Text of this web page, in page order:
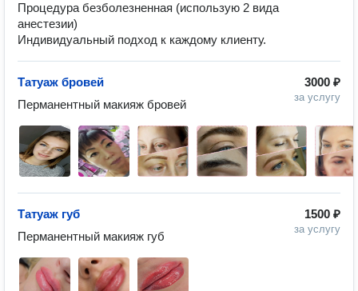
Процедура безболезненная (использую 2 вида
анестезии)
Индивидуальный подход к каждому клиенту.
3000 ₽
за услугу
Татуаж бровей
Перманентный макияж бровей
1500 ₽
за услугу
Татуаж губ
Перманентный макияж губ